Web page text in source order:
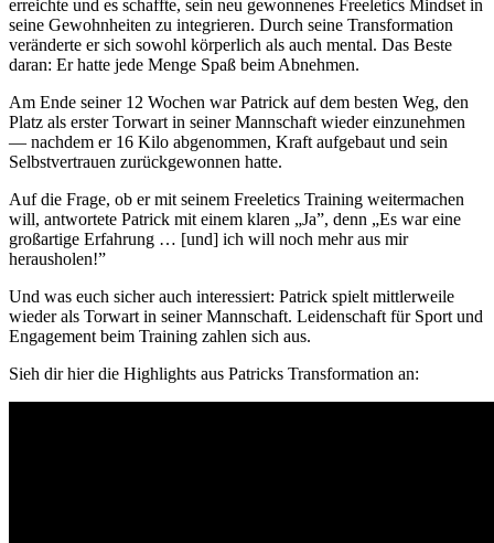
erreichte und es schaffte, sein neu gewonnenes Freeletics Mindset in
seine Gewohnheiten zu integrieren. Durch seine Transformation
veränderte er sich sowohl körperlich als auch mental. Das Beste
daran: Er hatte jede Menge Spaß beim Abnehmen.
Am Ende seiner 12 Wochen war Patrick auf dem besten Weg, den
Platz als erster Torwart in seiner Mannschaft wieder einzunehmen
— nachdem er 16 Kilo abgenommen, Kraft aufgebaut und sein
Selbstvertrauen zurückgewonnen hatte.
Auf die Frage, ob er mit seinem Freeletics Training weitermachen
will, antwortete Patrick mit einem klaren „Ja”, denn „Es war eine
großartige Erfahrung … [und] ich will noch mehr aus mir
herausholen!”
Und was euch sicher auch interessiert: Patrick spielt mittlerweile
wieder als Torwart in seiner Mannschaft. Leidenschaft für Sport und
Engagement beim Training zahlen sich aus.
Sieh dir hier die Highlights aus Patricks Transformation an: